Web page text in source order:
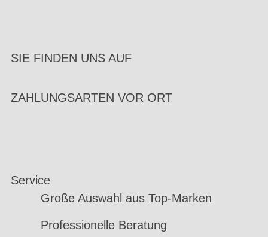
SIE FINDEN UNS AUF
ZAHLUNGSARTEN VOR ORT
Service
Große Auswahl aus Top-Marken
Professionelle Beratung